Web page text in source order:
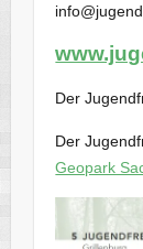
Der
Der
Geopark